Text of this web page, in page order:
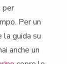
per
Per un
guida su
anche un